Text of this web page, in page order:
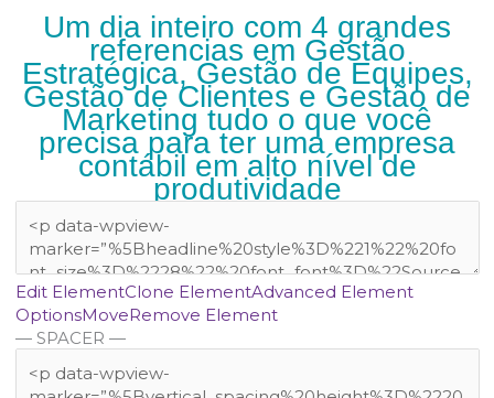
Um dia inteiro com 4 grandes
referencias em Gestão
Estratégica, Gestão de Equipes,
Gestão de Clientes e Gestão de
Marketing tudo o que você
precisa para ter uma empresa
contábil em alto nível de
produtividade
Edit ElementClone ElementAdvanced Element
OptionsMoveRemove Element
— SPACER —